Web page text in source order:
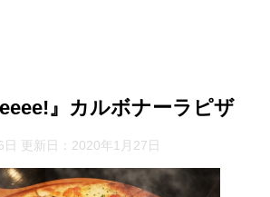
』カルボナーラピザ
更新日： 2020年1月27日